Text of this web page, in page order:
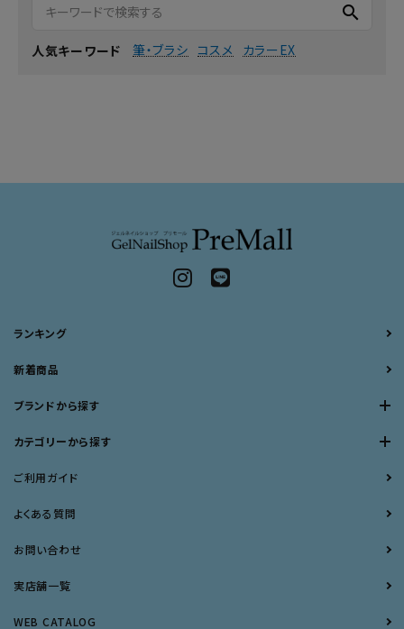
search
人気キーワード 筆・ブラシ コスメ カラーEX
ランキング
新着商品
ブランドから探す
カテゴリーから探す
ご利用ガイド
よくある質問
お問い合わせ
実店舗一覧
WEB CATALOG